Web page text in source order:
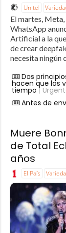
Unitel
El martes,
WhatsApp
Artificial a la
de crear
necesita ningún
Dos
hacen que las
tiempo |
Antes de
Muere
de Total
años
El País